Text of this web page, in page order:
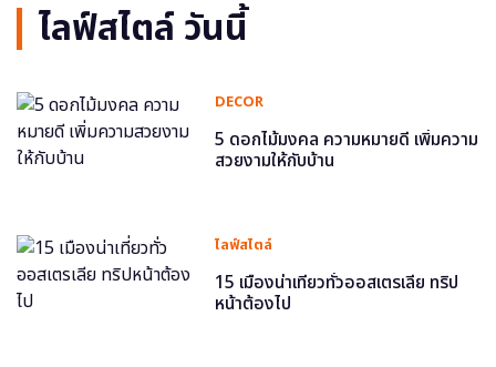
ไลฟ์สไตล์ วันนี้
DECOR
5 ดอกไม้มงคล ความหมายดี เพิ่มความ
สวยงามให้กับบ้าน
ไลฟ์สไตล์
15 เมืองน่าเที่ยวทั่วออสเตรเลีย ทริป
หน้าต้องไป